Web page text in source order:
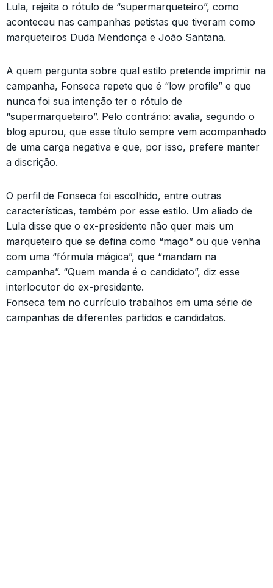
Lula, rejeita o rótulo de “supermarqueteiro”, como
aconteceu nas campanhas petistas que tiveram como
marqueteiros Duda Mendonça e João Santana.
A quem pergunta sobre qual estilo pretende imprimir na
campanha, Fonseca repete que é “low profile” e que
nunca foi sua intenção ter o rótulo de
“supermarqueteiro”. Pelo contrário: avalia, segundo o
blog apurou, que esse título sempre vem acompanhado
de uma carga negativa e que, por isso, prefere manter
a discrição.
O perfil de Fonseca foi escolhido, entre outras
características, também por esse estilo. Um aliado de
Lula disse que o ex-presidente não quer mais um
marqueteiro que se defina como “mago” ou que venha
com uma “fórmula mágica”, que “mandam na
campanha”. “Quem manda é o candidato”, diz esse
interlocutor do ex-presidente.
Fonseca tem no currículo trabalhos em uma série de
campanhas de diferentes partidos e candidatos.